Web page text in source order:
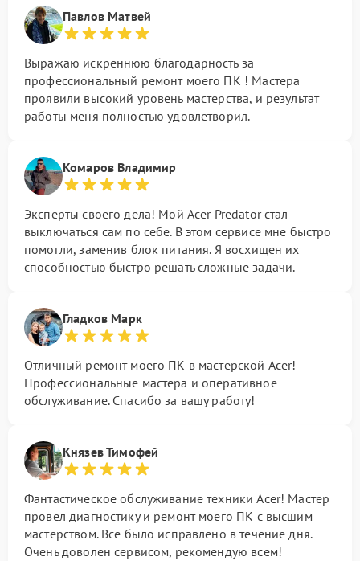
Павлов Матвей
Выражаю искреннюю благодарность за
профессиональный ремонт моего ПК ! Мастера
проявили высокий уровень мастерства, и результат
работы меня полностью удовлетворил.
Комаров Владимир
Эксперты своего дела! Мой Acer Predator стал
выключаться сам по себе. В этом сервисе мне быстро
помогли, заменив блок питания. Я восхищен их
способностью быстро решать сложные задачи.
Гладков Марк
Отличный ремонт моего ПК в мастерской Acer!
Профессиональные мастера и оперативное
обслуживание. Спасибо за вашу работу!
Князев Тимофей
Фантастическое обслуживание техники Acer! Мастер
провел диагностику и ремонт моего ПК с высшим
мастерством. Все было исправлено в течение дня.
Очень доволен сервисом, рекомендую всем!